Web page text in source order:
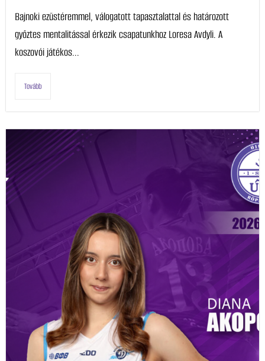
Bajnoki ezüstéremmel, válogatott tapasztalattal és határozott
győztes mentalitással érkezik csapatunkhoz Loresa Avdyli. A
koszovói játékos...
Tovább